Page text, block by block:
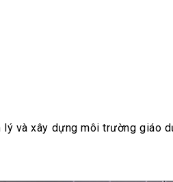
và xây dựng môi trường giáo